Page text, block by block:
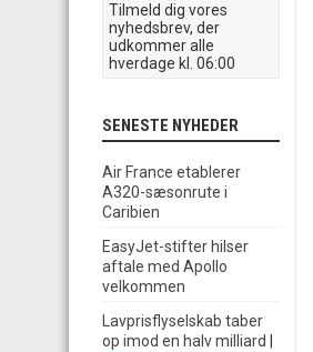
Tilmeld dig vores
nyhedsbrev, der
udkommer alle
hverdage kl. 06:00
SENESTE NYHEDER
Air France etablerer
A320-sæsonrute i
Caribien
EasyJet-stifter hilser
aftale med Apollo
velkommen
Lavprisflyselskab taber
op imod en halv milliard